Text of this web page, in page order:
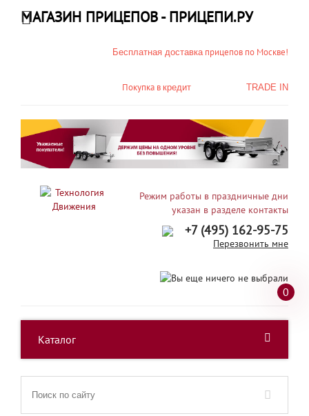
МАГАЗИН ПРИЦЕПОВ - ПРИЦЕПИ.РУ
Бесплатная доставкаприцепов по Москве!
TRADE IN
Покупка в кредит
Режим работы в праздничные дни
указан в разделе контакты
+7 (495) 162-95-75
Перезвонить мне
0
Каталог